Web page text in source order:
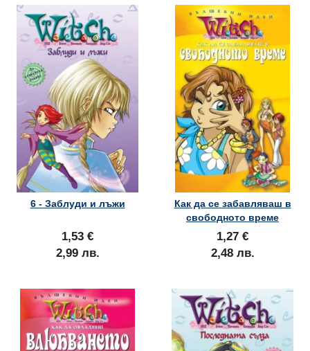
6 - Заблуди и лъжи
1,53 €
2,99 лв.
Как да се забавляваш в
свободното време
1,27 €
2,48 лв.